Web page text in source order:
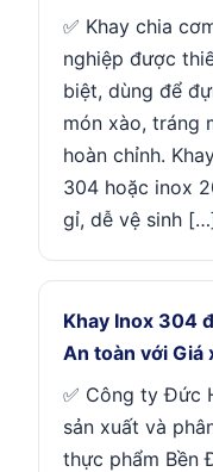
✅ Khay chia
nghiệp được
biệt, dùng để
món xào, tráng
hoàn chỉnh.
304 hoặc inox
gỉ, dễ vệ sinh
Khay Inox 304
An toàn với Giá
✅ Công ty Đức
sản xuất và
thực phẩm Bền